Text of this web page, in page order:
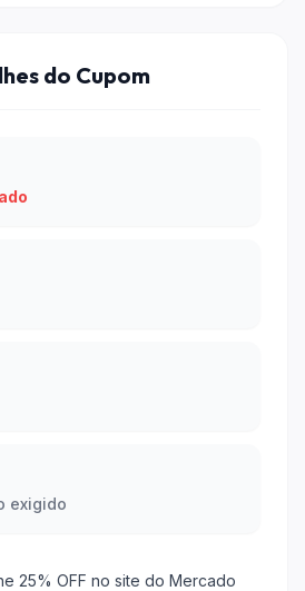
do Cupom
exigido
25% OFF no site do Mercado